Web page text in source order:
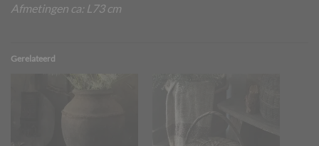
Afmetingen ca: L73 cm
Gerelateerd